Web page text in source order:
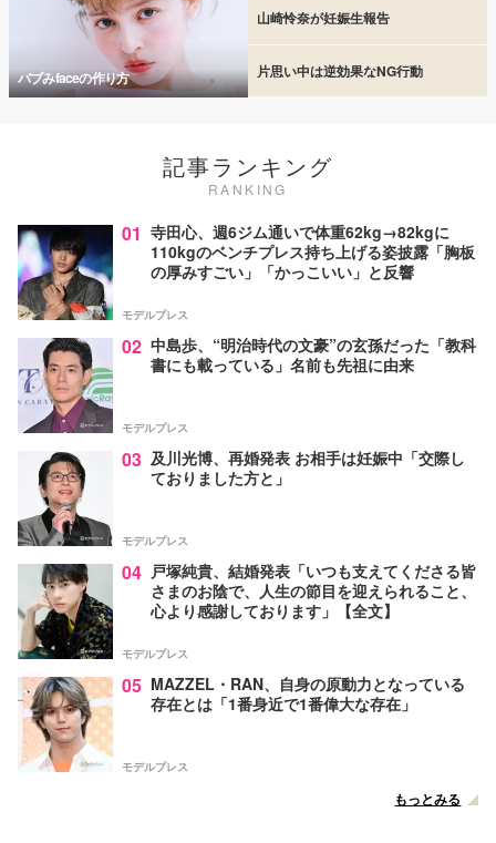
バブみfaceの作り方
山崎怜奈が妊娠生報告
片思い中は逆効果なNG行動
記事ランキング
RANKING
01 寺田心、週6ジム通いで体重62kg→82kgに
110kgのベンチプレス持ち上げる姿披露「胸板
の厚みすごい」「かっこいい」と反響
モデルプレス
02 中島歩、“明治時代の文豪”の玄孫だった「教科
書にも載っている」名前も先祖に由来
モデルプレス
03 及川光博、再婚発表 お相手は妊娠中「交際し
ておりました方と」
モデルプレス
04 戸塚純貴、結婚発表「いつも支えてくださる皆
さまのお陰で、人生の節目を迎えられること、
心より感謝しております」【全文】
モデルプレス
05 MAZZEL・RAN、自身の原動力となっている
存在とは「1番身近で1番偉大な存在」
モデルプレス
もっとみる